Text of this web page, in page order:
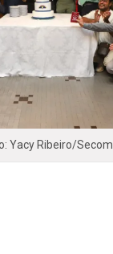
Yacy Ribeiro/Secom